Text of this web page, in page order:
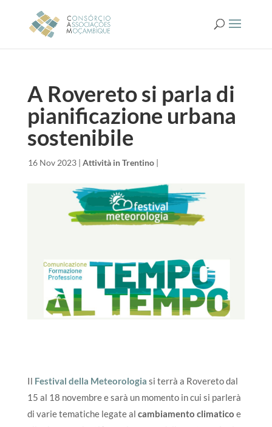
A Rovereto si parla di
pianificazione urbana
sostenibile
16 Nov 2023| Attività in Trentino|
Il Festival della Meteorologia si terrà a Rovereto dal
15 al 18 novembre e sarà un momento in cui si parlerà
di varie tematiche legate al cambiamento climatico e